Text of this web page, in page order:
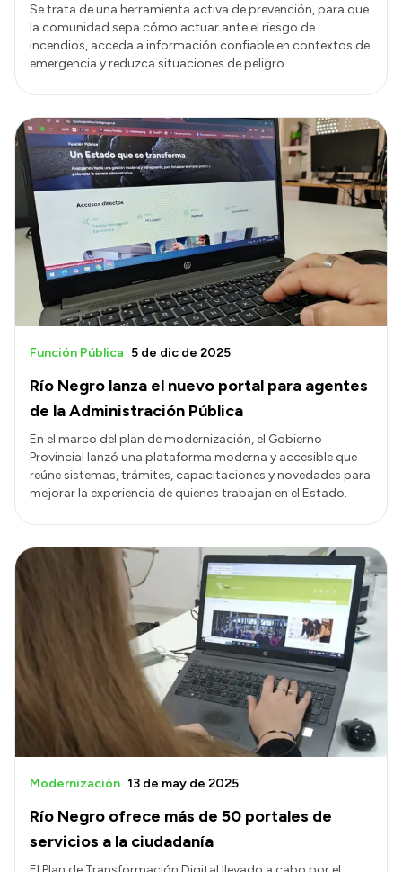
Se trata de una herramienta activa de prevención, para que
la comunidad sepa cómo actuar ante el riesgo de
incendios, acceda a información confiable en contextos de
emergencia y reduzca situaciones de peligro.
Río Negro lanza el nuevo portal para agentes
de la Administración Pública
Función Pública 5 de dic de 2025
En el marco del plan de modernización, el Gobierno
Provincial lanzó una plataforma moderna y accesible que
reúne sistemas, trámites, capacitaciones y novedades para
mejorar la experiencia de quienes trabajan en el Estado.
Río Negro ofrece más de 50 portales de
servicios a la ciudadanía
Modernización 13 de may de 2025